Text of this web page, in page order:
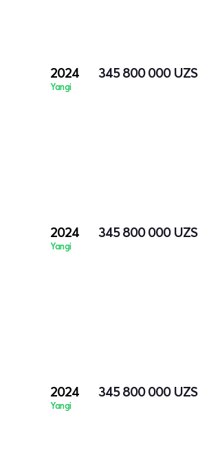
2024
Yangi
345 800 000 UZS
2024
Yangi
345 800 000 UZS
2024
Yangi
345 800 000 UZS